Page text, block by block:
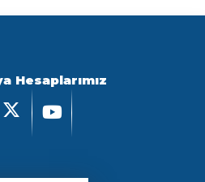
Hesaplarımız